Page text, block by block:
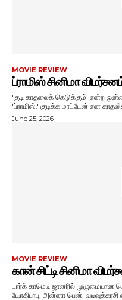
MOVIE REVIEW
ப்ராமிஸ் சினிமா
'குடி காதலைக் கெடுக்கும்' என்ற
'ப்ராமிஸ்.' குடிக்க மாட்டேன் என
June 25, 2026
MOVIE REVIEW
கான் சிட்டி சினிமா
டார்க் காமெடி ஜானரில் முழுமையான
யோகிபாபு, அன்னா பென், வடிவுக்கரசி